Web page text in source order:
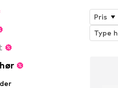
Pris
Type